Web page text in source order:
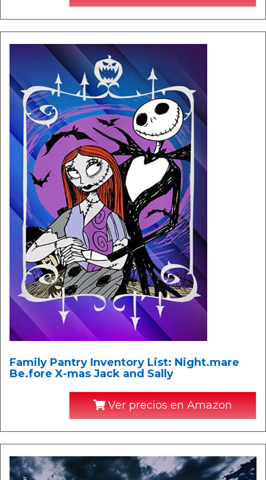
Family Pantry Inventory List: Night.mare
Be.fore X-mas Jack and Sally
Ver precios en Amazon